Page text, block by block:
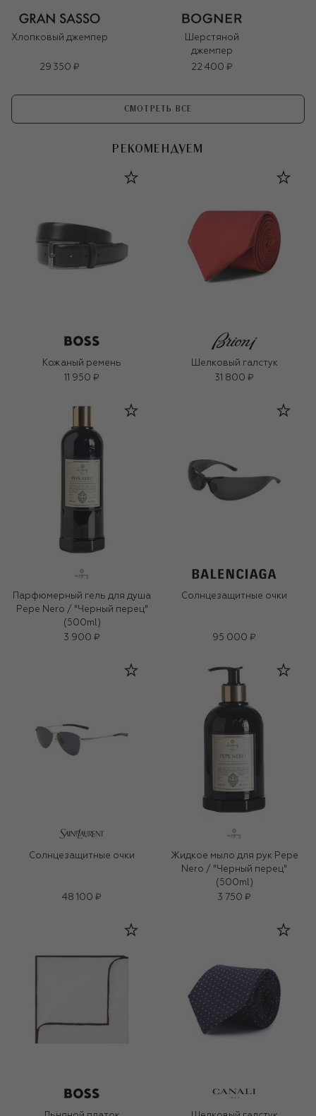
Хлопковый джемпер
29 350 ₽
Шерстяной
джемпер
22 400 ₽
СМОТРЕТЬ ВСЕ
РЕКОМЕНДУЕМ
Кожаный ремень
11 950 ₽
Шелковый галстук
31 800 ₽
Парфюмерный гель для душа
Pepe Nero / "Черный перец"
(500ml)
3 900 ₽
Солнцезащитные очки
95 000 ₽
Солнцезащитные очки
48 100 ₽
Жидкое мыло для рук Pepe
Nero / "Черный перец"
(500ml)
3 750 ₽